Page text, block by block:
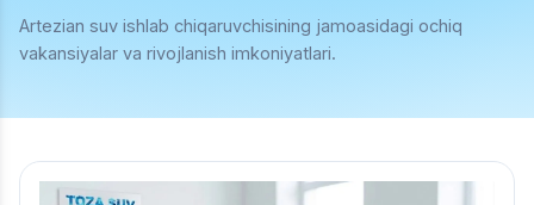
Artezian suv ishlab chiqaruvchisining jamoasidagi ochiq
vakansiyalar va rivojlanish imkoniyatlari.